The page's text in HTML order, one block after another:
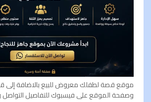
موقع قصة لطفلك معروض للبيع بالاضافة إلى
وصفحة الموقع على فيسبوك للتفاصيل التواصل